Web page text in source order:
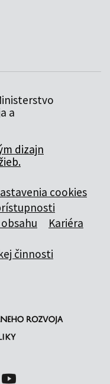
a
dizajn
cookies
Kariéra
činnosti